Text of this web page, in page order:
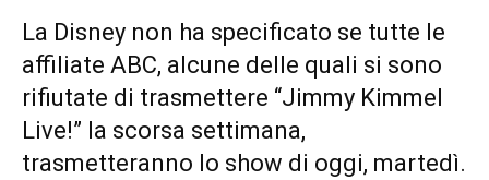
La Disney non ha specificato se tutte le
affiliate ABC, alcune delle quali si sono
rifiutate di trasmettere “Jimmy Kimmel
Live!” la scorsa settimana,
trasmetteranno lo show di oggi, martedì.